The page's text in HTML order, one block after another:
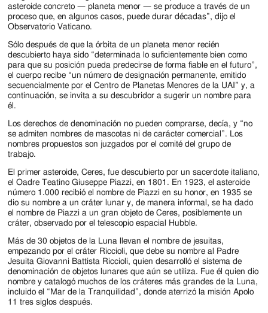
asteroide concreto — planeta menor — se produce a través de un
proceso que, en algunos casos, puede durar décadas”, dijo el
Observatorio Vaticano.
Sólo después de que la órbita de un planeta menor recién
descubierto haya sido “determinada lo suficientemente bien como
para que su posición pueda predecirse de forma fiable en el futuro”,
el cuerpo recibe “un número de designación permanente, emitido
secuencialmente por el Centro de Planetas Menores de la UAI” y, a
continuación, se invita a su descubridor a sugerir un nombre para
él.
Los derechos de denominación no pueden comprarse, decía, y “no
se admiten nombres de mascotas ni de carácter comercial”. Los
nombres propuestos son juzgados por el comité del grupo de
trabajo.
El primer asteroide, Ceres, fue descubierto por un sacerdote italiano,
el Oadre Teatino Giuseppe Piazzi, en 1801. En 1923, el asteroide
número 1.000 recibió el nombre de Piazzi en su honor, en 1935 se
dio su nombre a un cráter lunar y, de manera informal, se ha dado
el nombre de Piazzi a un gran objeto de Ceres, posiblemente un
cráter, observado por el telescopio espacial Hubble.
Más de 30 objetos de la Luna llevan el nombre de jesuitas,
empezando por el cráter Riccioli, que debe su nombre al Padre
Jesuita Giovanni Battista Riccioli, quien desarrolló el sistema de
denominación de objetos lunares que aún se utiliza. Fue él quien dio
nombre y catalogó muchos de los cráteres más grandes de la Luna,
incluido el “Mar de la Tranquilidad”, donde aterrizó la misión Apolo
11 tres siglos después.